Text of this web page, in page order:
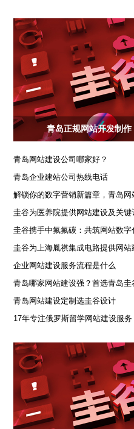
青岛正规网站开发制
青岛网站建设公司哪家好？
青岛企业建站公司热线电话
解锁你的数字营销新篇章，青岛网
圭谷携手中氟氟碳：共筑网站数字
圭谷为上海胤祺集成电路提供网
企业网站建设服务流程是什么
青岛哪家网站建设强？首选青岛圭
青岛网站建设定制选圭谷设计
17年专注俄罗斯留学网站建设服务